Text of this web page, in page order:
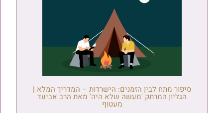
סיפור מתח לבין הזמנים: הישרדות – המדריך המלא |
הגליון המרתק 'מעשה שלא היה' מאת הרב אביעד
מעטוף